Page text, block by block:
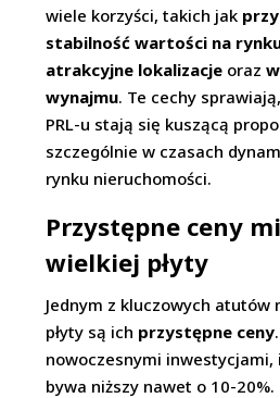
wiele korzyści, takich jak
stabilność wartości na
atrakcyjne lokalizacje oraz
wynajmu. Te cechy
PRL-u stają się kuszącą
szczególnie w czasach
rynku nieruchomości.
Przystępne ceny
wielkiej płyty
Jednym z kluczowych atutów
płyty są ich przystępne ceny
nowoczesnymi inwestycjami,
bywa niższy nawet o 10-20%.